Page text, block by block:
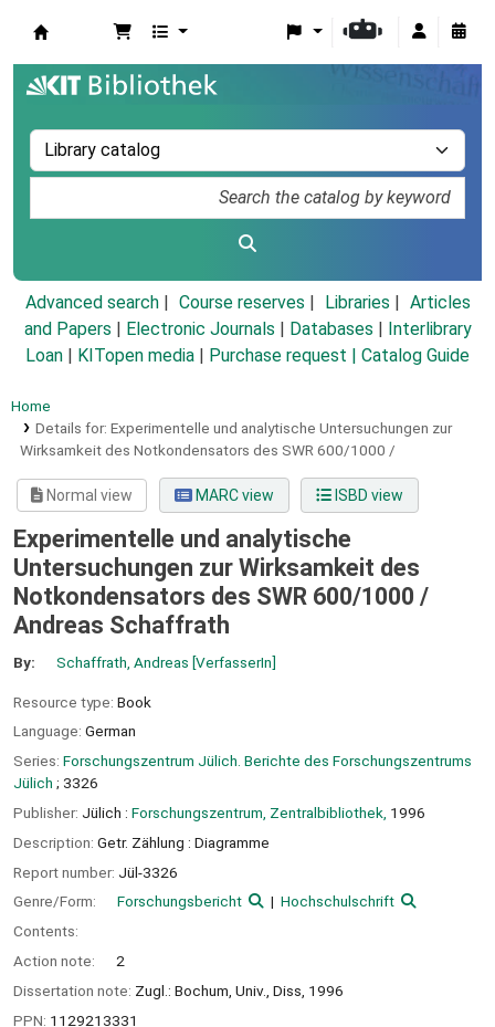
Advanced search Course reserves Libraries
Articles
and Papers
Electronic Journals Databases
Interlibrary
Loan
KITopen media Purchase request | Catalog Guide
Home
Details for: Experimentelle und analytische Untersuchungen zur
Wirksamkeit des Notkondensators des SWR 600/1000 /
Normal view MARC view ISBD view
Experimentelle und analytische
Untersuchungen zur Wirksamkeit des
Notkondensators des SWR 600/1000 /
Andreas Schaffrath
By: Schaffrath, Andreas [VerfasserIn]
Resource type: Book
Language: German
Series: Forschungszentrum Jülich. Berichte des Forschungszentrums
Jülich ; 3326
Publisher: Jülich : Forschungszentrum, Zentralbibliothek, 1996
Description: Getr. Zählung : Diagramme
Report number: Jül-3326
Genre/Form:
Forschungsbericht
Hochschulschrift
Contents:
Action note:
2
Dissertation note: Zugl.: Bochum, Univ., Diss, 1996
PPN: 1129213331